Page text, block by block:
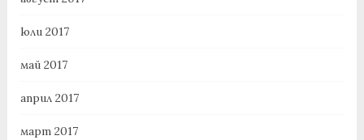
юли 2017
май 2017
април 2017
март 2017